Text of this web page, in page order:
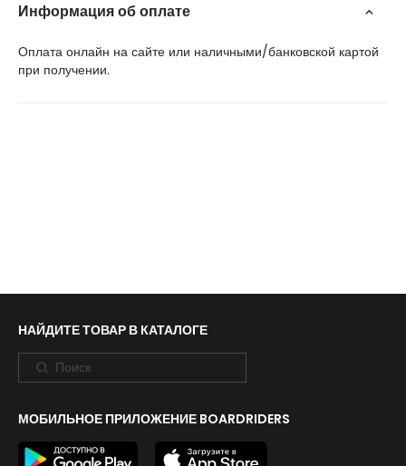
Информация об оплате
Оплата онлайн на сайте или наличными/банковской картой
при получении.
НАЙДИТЕ ТОВАР В КАТАЛОГЕ
МОБИЛЬНОЕ ПРИЛОЖЕНИЕ BOARDRIDERS